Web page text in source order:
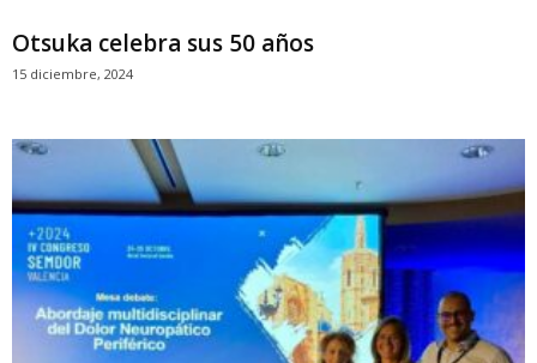
Otsuka celebra sus 50 años
15 diciembre, 2024